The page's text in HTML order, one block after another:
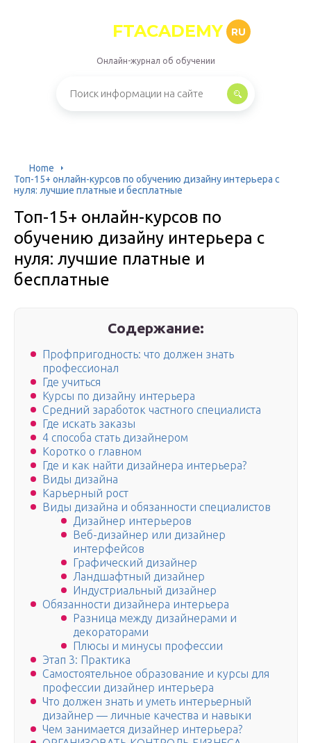
FTACADEMY RU
Онлайн-журнал об обучении
Home
Топ-15+ онлайн-курсов по обучению дизайну интерьера с
нуля: лучшие платные и бесплатные
Топ-15+ онлайн-курсов по
обучению дизайну интерьера с
нуля: лучшие платные и
бесплатные
Содержание:
Профпригодность: что должен знать
профессионал
Где учиться
Курсы по дизайну интерьера
Средний заработок частного специалиста
Где искать заказы
4 способа стать дизайнером
Коротко о главном
Где и как найти дизайнера интерьера?
Виды дизайна
Карьерный рост
Виды дизайна и обязанности специалистов
Дизайнер интерьеров
Веб-дизайнер или дизайнер
интерфейсов
Графический дизайнер
Ландшафтный дизайнер
Индустриальный дизайнер
Обязанности дизайнера интерьера
Разница между дизайнерами и
декораторами
Плюсы и минусы профессии
Этап 3: Практика
Самостоятельное образование и курсы для
профессии дизайнер интерьера
Что должен знать и уметь интерьерный
дизайнер — личные качества и навыки
Чем занимается дизайнер интерьера?